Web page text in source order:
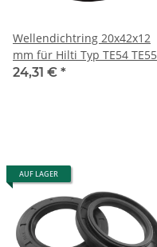
Wellendichtring 20x42x12
mm für Hilti Typ TE54 TE55
TE504 TE505
24,31 € *
AUF LAGER